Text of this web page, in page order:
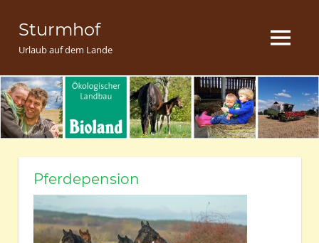
Inhalt
springen
Sturmhof
Urlaub auf dem Lande MENU
Pferdepension